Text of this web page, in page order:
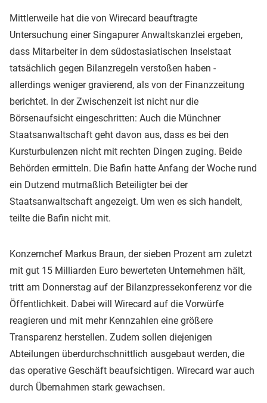
Mittlerweile hat die von Wirecard beauftragte
Untersuchung einer Singapurer Anwaltskanzlei ergeben,
dass Mitarbeiter in dem südostasiatischen Inselstaat
tatsächlich gegen Bilanzregeln verstoßen haben -
allerdings weniger gravierend, als von der Finanzzeitung
berichtet. In der Zwischenzeit ist nicht nur die
Börsenaufsicht eingeschritten: Auch die Münchner
Staatsanwaltschaft geht davon aus, dass es bei den
Kursturbulenzen nicht mit rechten Dingen zuging. Beide
Behörden ermitteln. Die Bafin hatte Anfang der Woche rund
ein Dutzend mutmaßlich Beteiligter bei der
Staatsanwaltschaft angezeigt. Um wen es sich handelt,
teilte die Bafin nicht mit.
Konzernchef Markus Braun, der sieben Prozent am zuletzt
mit gut 15 Milliarden Euro bewerteten Unternehmen hält,
tritt am Donnerstag auf der Bilanzpressekonferenz vor die
Öffentlichkeit. Dabei will Wirecard auf die Vorwürfe
reagieren und mit mehr Kennzahlen eine größere
Transparenz herstellen. Zudem sollen diejenigen
Abteilungen überdurchschnittlich ausgebaut werden, die
das operative Geschäft beaufsichtigen. Wirecard war auch
durch Übernahmen stark gewachsen.